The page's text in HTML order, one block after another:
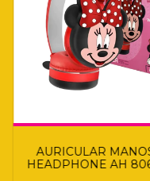
AURICULAR
HEADPHONE AH